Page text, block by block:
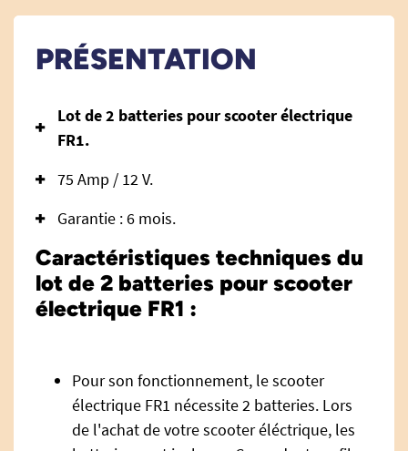
PRÉSENTATION
Lot de 2 batteries pour scooter électrique
FR1.
75 Amp / 12 V.
Garantie : 6 mois.
Caractéristiques techniques du
lot de 2 batteries pour scooter
électrique FR1 :
Pour son fonctionnement, le scooter
électrique FR1 nécessite 2 batteries. Lors
de l'achat de votre scooter éléctrique, les